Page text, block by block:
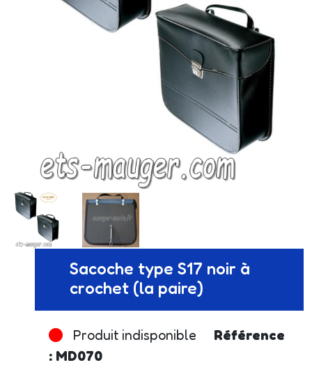
Sacoche type S17 noir à
crochet (la paire)
Produit indisponible
Référence
: MD070